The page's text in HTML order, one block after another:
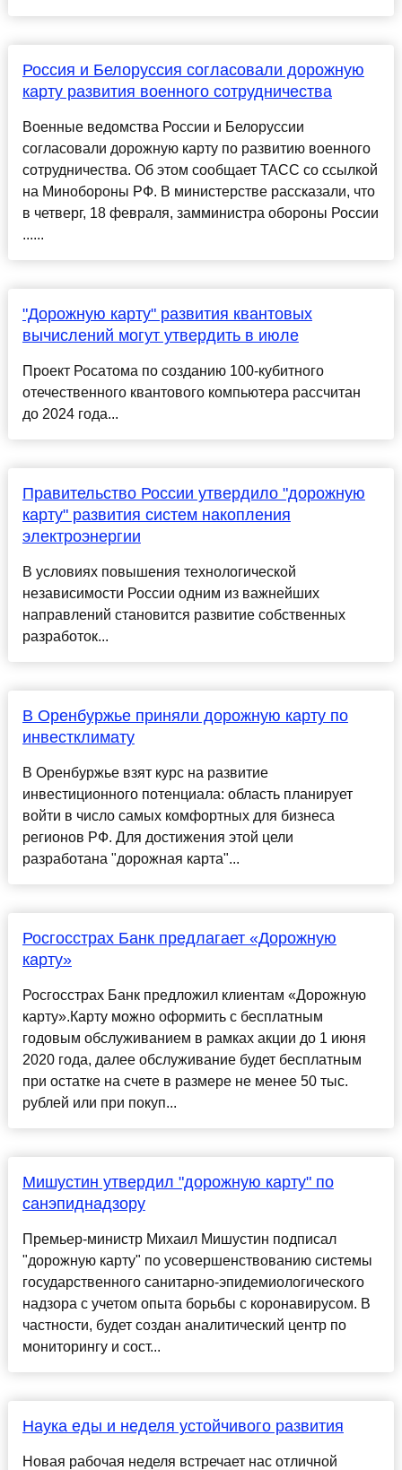
Россия и Белоруссия согласовали дорожную
карту развития военного сотрудничества
Военные ведомства России и Белоруссии
согласовали дорожную карту по развитию военного
сотрудничества. Об этом сообщает ТАСС со ссылкой
на Минобороны РФ. В министерстве рассказали, что
в четверг, 18 февраля, замминистра обороны России
......
"Дорожную карту" развития квантовых
вычислений могут утвердить в июле
Проект Росатома по созданию 100-кубитного
отечественного квантового компьютера рассчитан
до 2024 года...
Правительство России утвердило "дорожную
карту" развития систем накопления
электроэнергии
В условиях повышения технологической
независимости России одним из важнейших
направлений становится развитие собственных
разработок...
В Оренбуржье приняли дорожную карту по
инвестклимату
В Оренбуржье взят курс на развитие
инвестиционного потенциала: область планирует
войти в число самых комфортных для бизнеса
регионов РФ. Для достижения этой цели
разработана "дорожная карта"...
Росгосстрах Банк предлагает «Дорожную
карту»
Росгосстрах Банк предложил клиентам «Дорожную
карту».Карту можно оформить с бесплатным
годовым обслуживанием в рамках акции до 1 июня
2020 года, далее обслуживание будет бесплатным
при остатке на счете в размере не менее 50 тыс.
рублей или при покуп...
Мишустин утвердил "дорожную карту" по
санэпиднадзору
Премьер-министр Михаил Мишустин подписал
"дорожную карту" по усовершенствованию системы
государственного санитарно-эпидемиологического
надзора с учетом опыта борьбы с коронавирусом. В
частности, будет создан аналитический центр по
мониторингу и сост...
Наука еды и неделя устойчивого развития
Новая рабочая неделя встречает нас отличной